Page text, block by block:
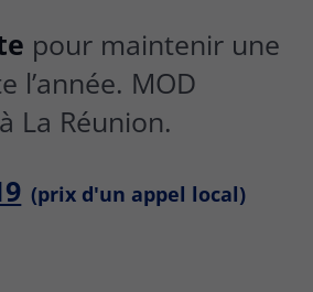
pour maintenir une
MOD
La Réunion.